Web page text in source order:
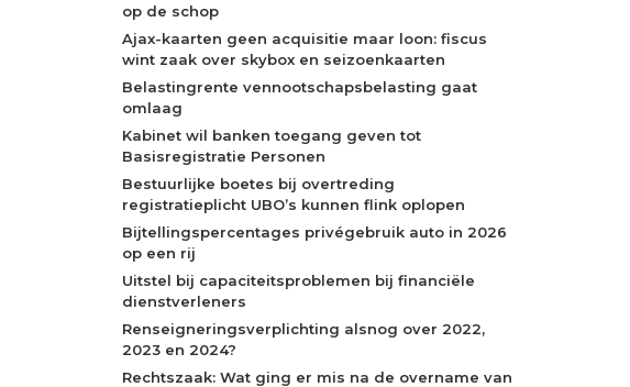
op de schop
Ajax-kaarten geen acquisitie maar loon: fiscus
wint zaak over skybox en seizoenkaarten
Belastingrente vennootschapsbelasting gaat
omlaag
Kabinet wil banken toegang geven tot
Basisregistratie Personen
Bestuurlijke boetes bij overtreding
registratieplicht UBO’s kunnen flink oplopen
Bijtellingspercentages privégebruik auto in 2026
op een rij
Uitstel bij capaciteitsproblemen bij financiële
dienstverleners
Renseigneringsverplichting alsnog over 2022,
2023 en 2024?
Rechtszaak: Wat ging er mis na de overname van